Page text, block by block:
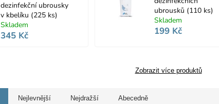
dezinfekční ubrousky
v kbelíku (225 ks)
Skladem
345 Kč
ubrousků (110 ks)
Skladem
199 Kč
Zobrazit více produktů
Nejlevnější Nejdražší Abecedně